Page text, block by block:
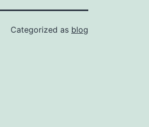
Categorized as blog